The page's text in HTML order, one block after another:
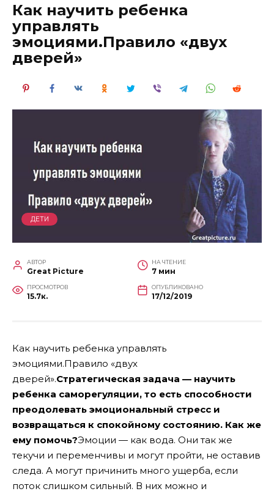
Как научить ребенка
управлять
эмоциями.Правило «двух
дверей»
ДЕТИ
АВТОР
Great Picture
НА ЧТЕНИЕ
7 мин
ПРОСМОТРОВ
15.7к.
ОПУБЛИКОВАНО
17/12/2019
Как научить ребенка управлять
эмоциями.Правило «двух
дверей».Стратегическая задача — научить
ребенка саморегуляции, то есть способности
преодолевать эмоциональный стресс и
возвращаться к спокойному состоянию. Как же
ему помочь?Эмоции — как вода. Они так же
текучи и переменчивы и могут пройти, не оставив
следа. А могут причинить много ущерба, если
поток слишком сильный. В них можно и